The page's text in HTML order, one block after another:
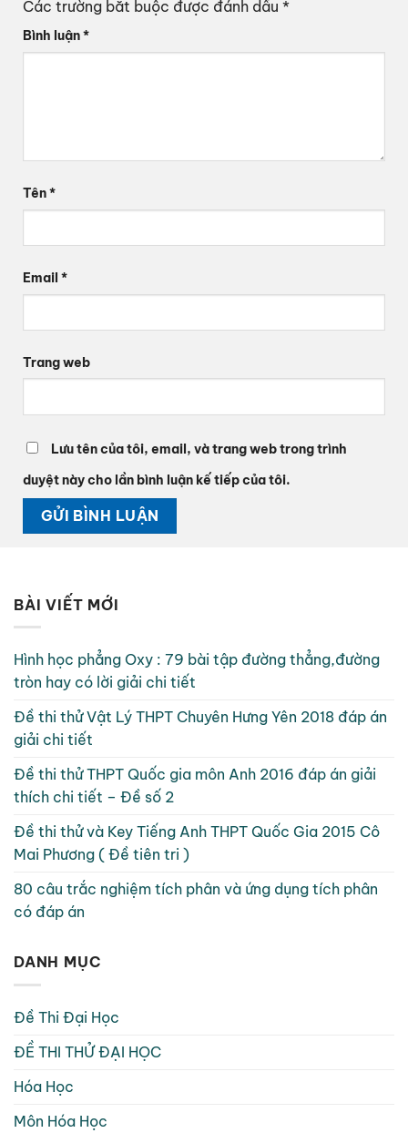
Các trường bắt buộc được đánh dấu *
Bình luận*
Tên*
Email *
Trang web
Lưu tên của tôi, email, và trang web trong trình
duyệt này cho lần bình luận kế tiếp của tôi.
BÀI VIẾT MỚI
Hình học phẳng Oxy : 79 bài tập đường thẳng,đường
tròn hay có lời giải chi tiết
Đề thi thử Vật Lý THPT Chuyên Hưng Yên 2018 đáp án
giải chi tiết
Đề thi thử THPT Quốc gia môn Anh 2016 đáp án giải
thích chi tiết – Đề số 2
Đề thi thử và Key Tiếng Anh THPT Quốc Gia 2015 Cô
Mai Phương ( Đề tiên tri )
80 câu trắc nghiệm tích phân và ứng dụng tích phân
có đáp án
DANH MỤC
Đề Thi Đại Học
ĐỀ THI THỬ ĐẠI HỌC
Hóa Học
Môn Hóa Học